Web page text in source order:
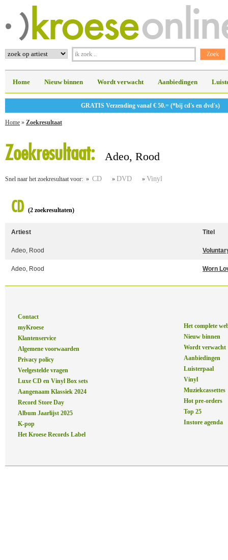
Home Nieuw binnen Wordt verwacht Aanbiedingen
GRATIS Verzending vanaf € 50.= (*bij cd's en dvd's)
Home » Zoekresultaat
Zoekresultaat: Adeo, Rood
Snel naar het zoekresultaat voor: » CD » DVD » Vinyl
CD (2 zoekresultaten)
Artiest Titel
Adeo, Rood
Adeo, Rood Worn
Contact
myKroese
Klantenservice
Algemene voorwaarden
Privacy policy
Veelgestelde vragen
Luxe CD en Vinyl Box sets
Aangenaam Klassiek 2024
Record Store Day
Album Jaarlijst 2025
K-pop
Het Kroese Records Label
Het complete
Nieuw binnen
Wordt verwacht
Aanbiedingen
Luisterpaal
Vinyl
Muziekcassettes
Hot pre-orders
Top 25
Instore agenda